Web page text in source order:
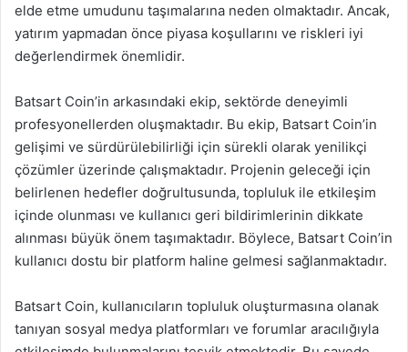
elde etme umudunu taşımalarına neden olmaktadır. Ancak,
yatırım yapmadan önce piyasa koşullarını ve riskleri iyi
değerlendirmek önemlidir.
Batsart Coin’in arkasındaki ekip, sektörde deneyimli
profesyonellerden oluşmaktadır. Bu ekip, Batsart Coin’in
gelişimi ve sürdürülebilirliği için sürekli olarak yenilikçi
çözümler üzerinde çalışmaktadır. Projenin geleceği için
belirlenen hedefler doğrultusunda, topluluk ile etkileşim
içinde olunması ve kullanıcı geri bildirimlerinin dikkate
alınması büyük önem taşımaktadır. Böylece, Batsart Coin’in
kullanıcı dostu bir platform haline gelmesi sağlanmaktadır.
Batsart Coin, kullanıcıların topluluk oluşturmasına olanak
tanıyan sosyal medya platformları ve forumlar aracılığıyla